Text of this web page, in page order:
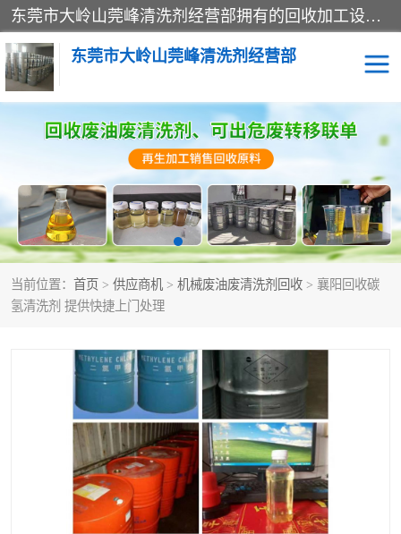
东莞市大岭山莞峰清洗剂经营部拥有的回收加工设备，大量废油回收、废清洗剂回收、废溶剂油回收、机械废油废清洗剂回收、废碳氢回收、碳氢液压油回收、碳氢二氯回收等废清洗剂处理；我们只是提供废旧化工原料的循环使用存放点，执行正规的存放，有正规的回收资质处理。同时我们公司批发零售回收级清洗剂，脱模油再生基础油，质量保证。
东莞市大岭山莞峰清洗剂经营部
当前位置： 首页 > 供应商机 > 机械废油废清洗剂回收 > 襄阳回收碳
氢清洗剂 提供快捷上门处理
废清洗剂回收
废溶剂油回收 机械废油废清洗剂回收
废碳氢回收 碳氢液压油回收
碳氢二氯回收 回收废三四氯乙烯
回收废白电油 回收废四氯乙烯
回收废清洗剂 上门回收废清洗剂